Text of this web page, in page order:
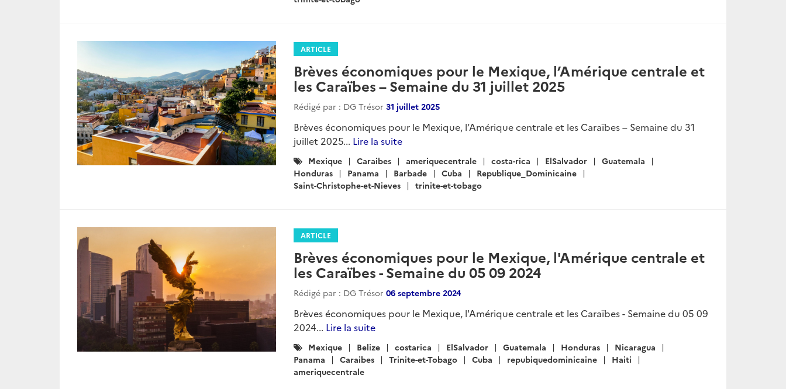
ARTICLE
Brèves économiques pour le Mexique, l’Amérique centrale et
les Caraïbes – Semaine du 31 juillet 2025
Rédigé par : DG Trésor 31 juillet 2025
Brèves économiques pour le Mexique, l’Amérique centrale et les Caraïbes – Semaine du 31
juillet 2025... Lire la suite
Catégories
:
Mexique Caraibes ameriquecentrale costa-rica ElSalvador
Guatemala
Honduras
Panama Barbade Cuba
Republique_Dominicaine
Saint-Christophe-et-Nieves
trinite-et-tobago
ARTICLE
Brèves économiques pour le Mexique, l'Amérique centrale et
les Caraïbes - Semaine du 05 09 2024
Rédigé par : DG Trésor 06 septembre 2024
Brèves économiques pour le Mexique, l'Amérique centrale et les Caraïbes - Semaine du 05 09
2024... Lire la suite
Catégories
:
Mexique Belize costarica ElSalvador Guatemala Honduras
Nicaragua
Panama
Caraibes Trinite-et-Tobago Cuba repubiquedominicaine
Haiti
ameriquecentrale